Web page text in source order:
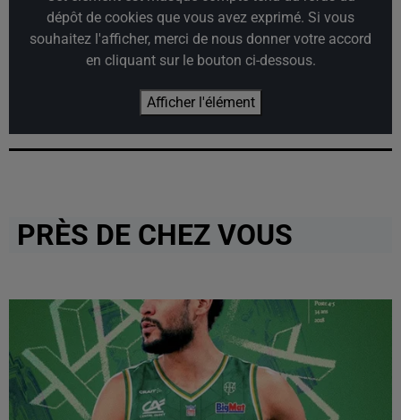
dépôt de cookies que vous avez exprimé. Si vous
souhaitez l'afficher, merci de nous donner votre accord
en cliquant sur le bouton ci-dessous.
Afficher l'élément
PRÈS DE CHEZ VOUS